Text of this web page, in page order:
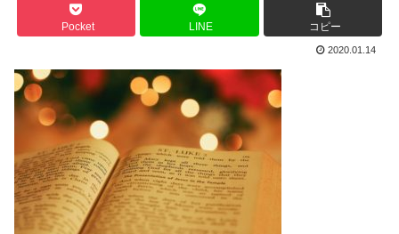
Pocket LINE コピー
2020.01.14